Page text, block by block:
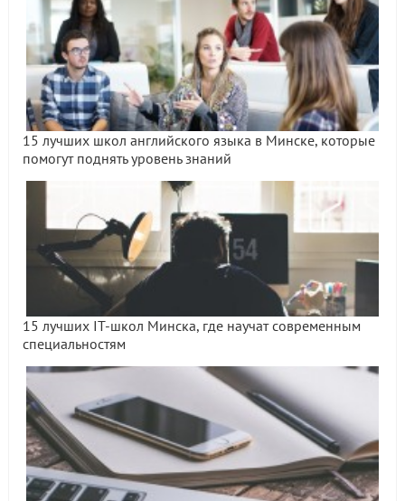
15 лучших школ английского языка в Минске, которые
помогут поднять уровень знаний
15 лучших IT-школ Минска, где научат современным
специальностям